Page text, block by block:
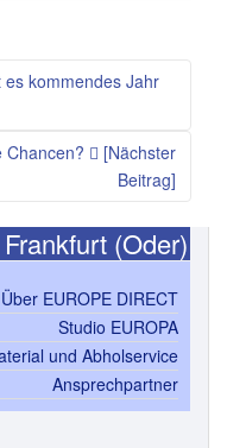
kommendes Jahr
Chancen?
[Nächster
Beitrag]
(Oder)
Über EUROPE DIRECT
Studio EUROPA
und Abholservice
Ansprechpartner